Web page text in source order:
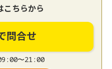
こちらから
問合せ
〜21:00